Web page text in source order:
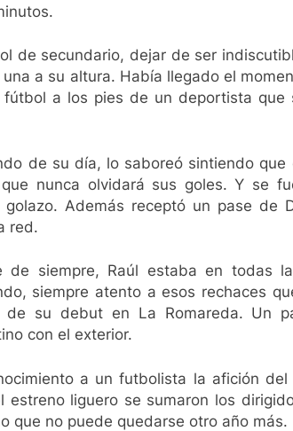
de secundario, dejar de ser
a su altura. Había llegado el
a los pies de un deportista que
de su día, lo saboreó sintiendo
nunca olvidará sus goles. Y se
golazo. Además receptó un pase de
red.
de siempre, Raúl estaba en todas
siempre atento a esos rechaces
de su debut en La Romareda. Un
con el exterior.
a un futbolista la afición
estreno liguero se sumaron los
que no puede quedarse otro año más.